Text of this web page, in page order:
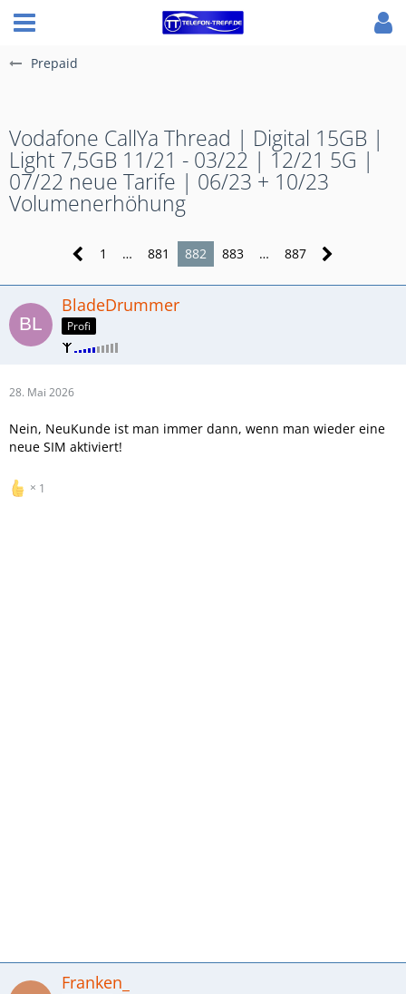
Prepaid
Vodafone CallYa Thread | Digital 15GB |
Light 7,5GB 11/21 - 03/22 | 12/21 5G |
07/22 neue Tarife | 06/23 + 10/23
Volumenerhöhung
1 … 881 882 883 … 887
BladeDrummer
Profi
28. Mai 2026
Nein, NeuKunde ist man immer dann, wenn man wieder eine
neue SIM aktiviert!
1
Franken_